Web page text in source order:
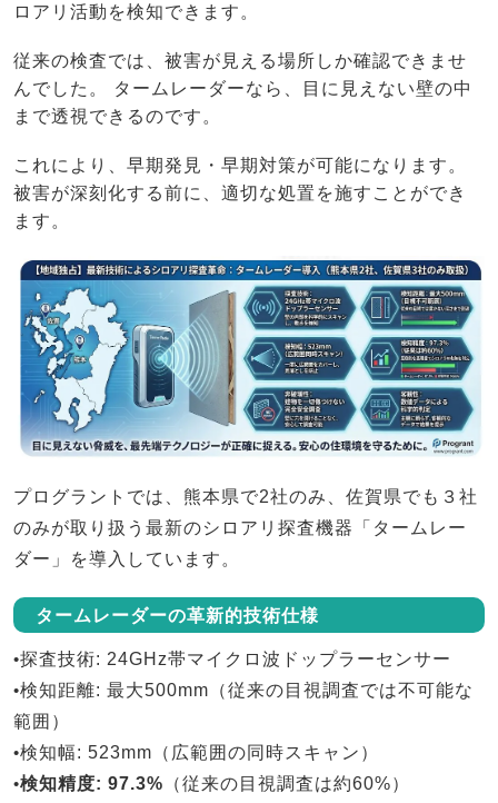
ロアリ活動を検知できます。
従来の検査では、被害が見える場所しか確認できませ
んでした。 タームレーダーなら、目に見えない壁の中
まで透視できるのです。
これにより、早期発見・早期対策が可能になります。
被害が深刻化する前に、適切な処置を施すことができ
ます。
プログラントでは、 熊本県で2社のみ、佐賀県でも３社
のみが取り扱う最新のシロアリ探査機器「 タームレー
ダー 」を導入しています。
タームレーダーの革新的技術仕様
•探査技術: 24GHz帯マイクロ波ドップラーセンサー
•検知距離: 最大500mm（従来の目視調査では不可能な
範囲）
•検知幅: 523mm（広範囲の同時スキャン）
•検知精度: 97.3% （従来の目視調査は約60%）